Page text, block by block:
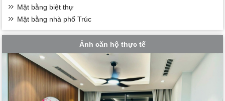
Mặt bằng biệt thự
Mặt bằng nhà phố Trúc
Ảnh căn hộ thực tế